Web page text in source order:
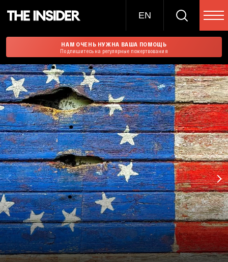
EN
НАМ ОЧЕНЬ НУЖНА ВАША ПОМОЩЬ
Подпишитесь на регулярные пожертвования